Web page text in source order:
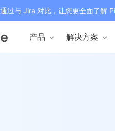
通过与 Jira 对比，让您更全面了解
产品 解决方案